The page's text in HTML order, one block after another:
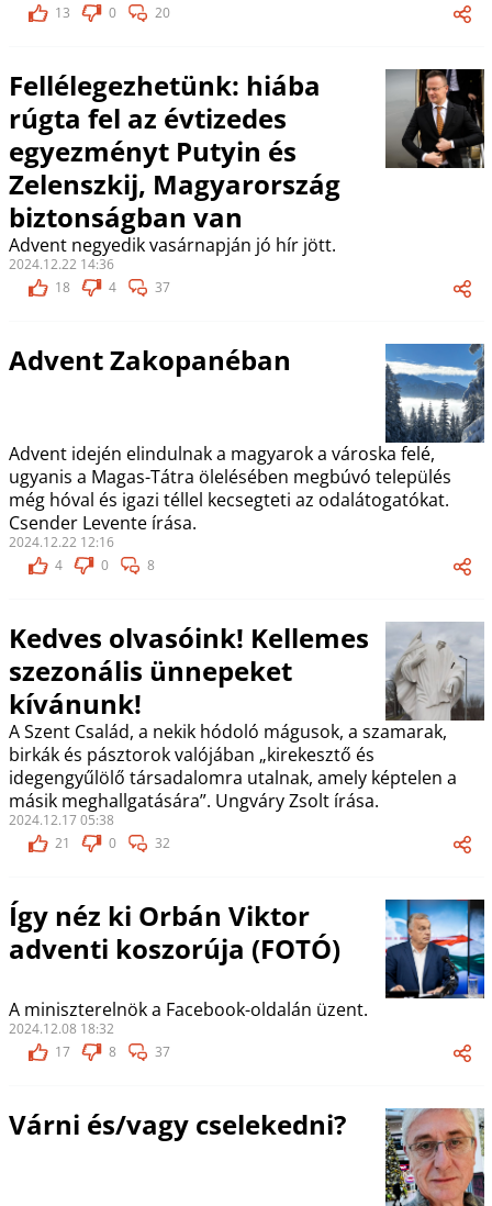
13
0 20
Fellélegezhetünk: hiába
rúgta fel az évtizedes
egyezményt Putyin és
Zelenszkij, Magyarország
biztonságban van
Advent negyedik vasárnapján jó hír jött.
2024.12.22 14:36
18
4 37
Advent Zakopanéban
Advent idején elindulnak a magyarok a városka felé,
ugyanis a Magas-Tátra ölelésében megbúvó település
még hóval és igazi téllel kecsegteti az odalátogatókat.
Csender Levente írása.
2024.12.22 12:16
4
0 8
Kedves olvasóink! Kellemes
szezonális ünnepeket
kívánunk!
A Szent Család, a nekik hódoló mágusok, a szamarak,
birkák és pásztorok valójában „kirekesztő és
idegengyűlölő társadalomra utalnak, amely képtelen a
másik meghallgatására”. Ungváry Zsolt írása.
2024.12.17 05:38
21
0 32
Így néz ki Orbán Viktor
adventi koszorúja (FOTÓ)
A miniszterelnök a Facebook-oldalán üzent.
2024.12.08 18:32
17
8 37
Várni és/vagy cselekedni?